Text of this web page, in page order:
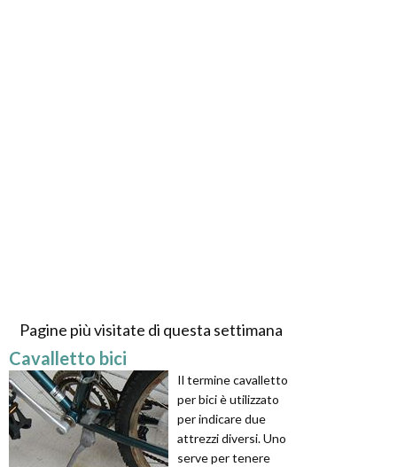
Pagine più visitate di questa settimana
Cavalletto bici
Il termine cavalletto
per bici è utilizzato
per indicare due
attrezzi diversi. Uno
serve per tenere